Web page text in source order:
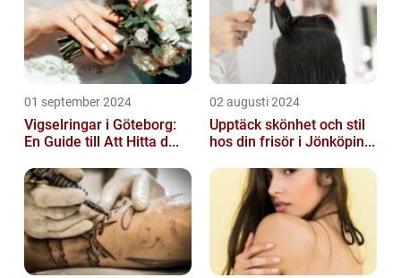
01 september 2024
Vigselringar i Göteborg:
En Guide till Att Hitta d...
02 augusti 2024
Upptäck skönhet och stil
hos din frisör i Jönköpin...